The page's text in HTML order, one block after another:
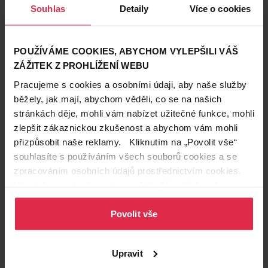
Souhlas Detaily Více o cookies
POUŽÍVÁME COOKIES, ABYCHOM VYLEPŠILI VÁŠ
ZÁŽITEK Z PROHLÍŽENÍ WEBU
Pracujeme s cookies a osobními údaji, aby naše služby
běžely, jak mají, abychom věděli, co se na našich
stránkách děje, mohli vám nabízet užitečné funkce, mohli
zlepšit zákaznickou zkušenost a abychom vám mohli
přizpůsobit naše reklamy. Kliknutím na „Povolit vše“
souhlasíte s používáním všech souborů cookies a se
zpracováním osobních údajů prostřednictvím cookies.
osobních údajů.
Povolit vše
Upravit
Krásné vlasy
27. 7. 2023
Henna: Přírodní barvení i péče o vlasy
Chcete pečovat o svoje vlasy co nejšetrněji a nezatěžovat je
přípravky se spoustou chemie? V tom případě vsaďte na
hennu! Používala se už před tisíci lety ve starodávném Egyptě
a její blahodárné účinky fungují stejně dobře i dnes.
péče o vlasy přírodní kosmetika